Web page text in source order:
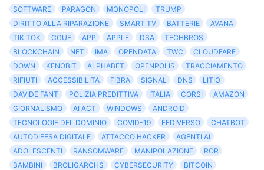
SOFTWARE
PARAGON MONOPOLI
TRUMP
DIRITTO ALLA RIPARAZIONE
SMART TV BATTERIE
AVANA
TIK TOK
CGUE APP APPLE DSA
TECHBROS
BLOCKCHAIN
NFT IMA OPENDATA TWC
CLOUDFARE
DOWN
KENOBIT ALPHABET OPENPOLIS
TRACCIAMENTO
RIFIUTI
ACCESSIBILITÀ FIBRA SIGNAL DNS
LITIO
DAVIDE FANT
POLIZIA PREDITTIVA ITALIA CORSI
AMAZON
GIORNALISMO
AI ACT WINDOWS
ANDROID
TECNOLOGIE DEL DOMINIO
COVID-19 FEDIVERSO
CHATBOT
AUTODIFESA DIGITALE
ATTACCO HACKER
AGENTI AI
ADOLESCENTI
RANSOMWARE MANIPOLAZIONE
ROR
BAMBINI
BROLIGARCHS CYBERSECURITY
BITCOIN